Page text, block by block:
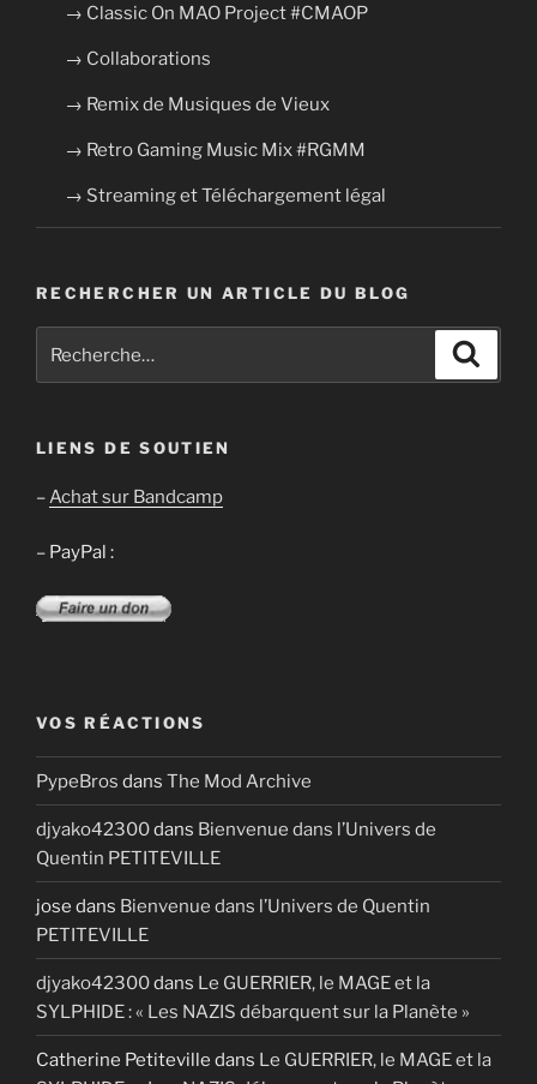
→ Classic On MAO Project #CMAOP
→ Collaborations
→ Remix de Musiques de Vieux
→ Retro Gaming Music Mix #RGMM
→ Streaming et Téléchargement légal
RECHERCHER UN ARTICLE DU BLOG
LIENS DE SOUTIEN
–Achat sur Bandcamp
– PayPal :
VOS RÉACTIONS
PypeBros dans The Mod Archive
djyako42300dans Bienvenue dans l’Univers de
Quentin PETITEVILLE
jose dans Bienvenue dans l’Univers de Quentin
PETITEVILLE
djyako42300dans Le GUERRIER, le MAGE et la
SYLPHIDE : « Les NAZIS débarquent sur la Planète »
Catherine Petiteville dans Le GUERRIER, le MAGE et la